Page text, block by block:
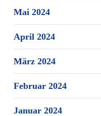
Mai 2024
April 2024
März 2024
Februar 2024
Januar 2024